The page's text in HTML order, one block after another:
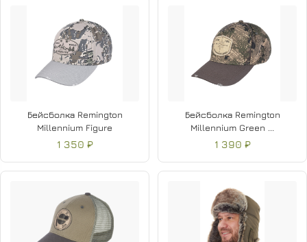
Бейсболка Remington
Millennium Figure
1 350 ₽
Бейсболка Remington
Millennium Green ...
1 390 ₽